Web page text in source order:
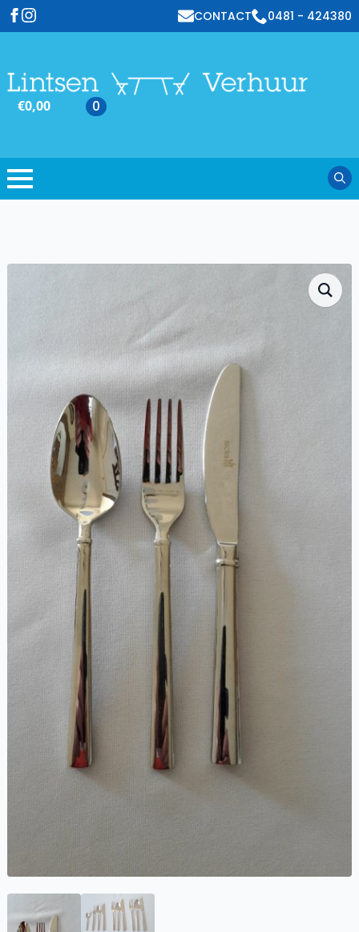
CONTACT 0481 - 424380
€0,00 0